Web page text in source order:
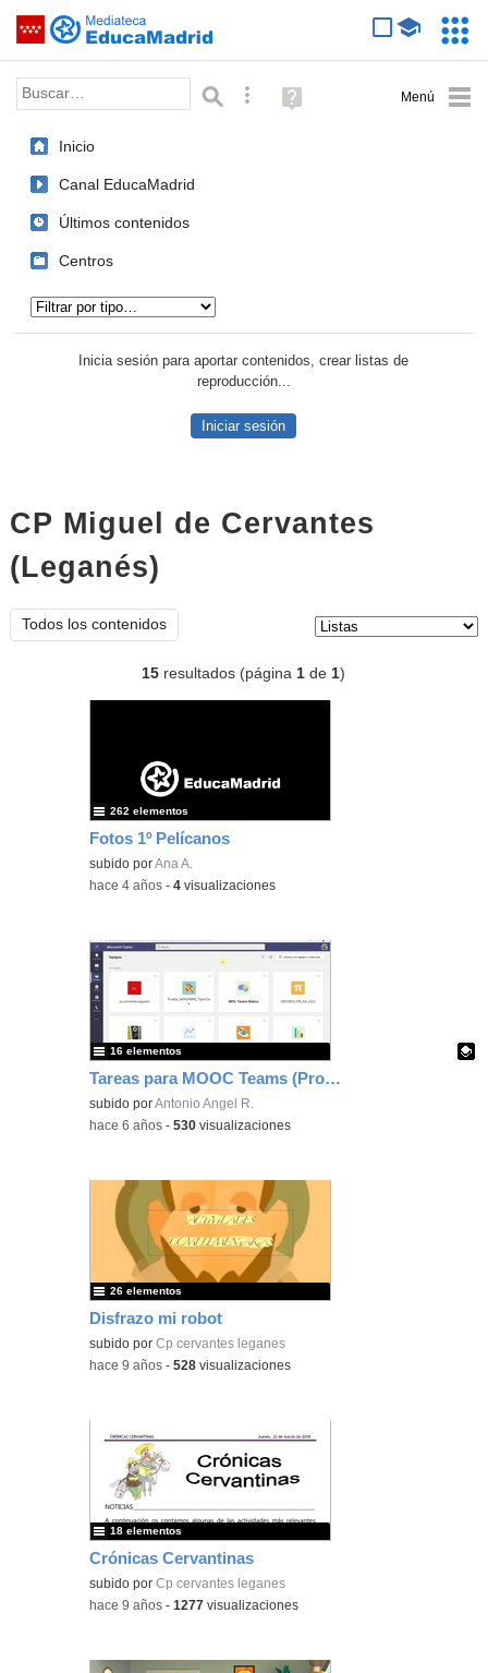
Saltar navegación
Palabra o frase: Búsqueda avanzada
Ayuda
(en
Inicio
Canal EducaMadrid
Últimos contenidos
Centros
Inicia sesión para aportar contenidos, crear listas de
reproducción...
Iniciar sesión
CP Miguel de Cervantes
(Leganés)
Todos los contenidos
15 resultados (página1 de1)
Fotos 1º Pelícanos
subido porAna A.
262 elementos
-hace 4 años -4 visualizaciones
Tareas para MOOC Teams (Provisional)
Contenido educativo.
subido porAntonio Angel R.
16 elementos
-hace 6 años -530 visualizaciones
Disfrazo mi robot
subido porCp cervantes leganes
26 elementos
-hace 9 años -528 visualizaciones
Crónicas Cervantinas
subido porCp cervantes leganes
18 elementos
-hace 9 años -1277 visualizaciones